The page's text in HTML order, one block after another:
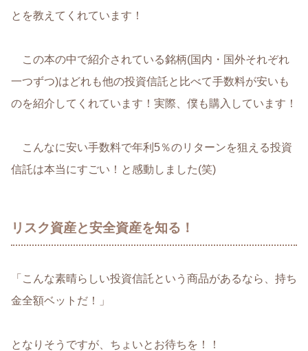
とを教えてくれています！
この本の中で紹介されている銘柄(国内・国外それぞれ
一つずつ)はどれも他の投資信託と比べて手数料が安いも
のを紹介してくれています！実際、僕も購入しています！
こんなに安い手数料で年利5％のリターンを狙える投資
信託は本当にすごい！と感動しました(笑)
リスク資産と安全資産を知る！
「こんな素晴らしい投資信託という商品があるなら、持ち
金全額ベットだ！」
となりそうですが、ちょいとお待ちを！！